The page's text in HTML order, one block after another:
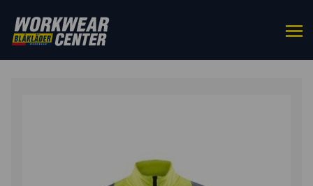
ETUSIVU/YLÄOSAT